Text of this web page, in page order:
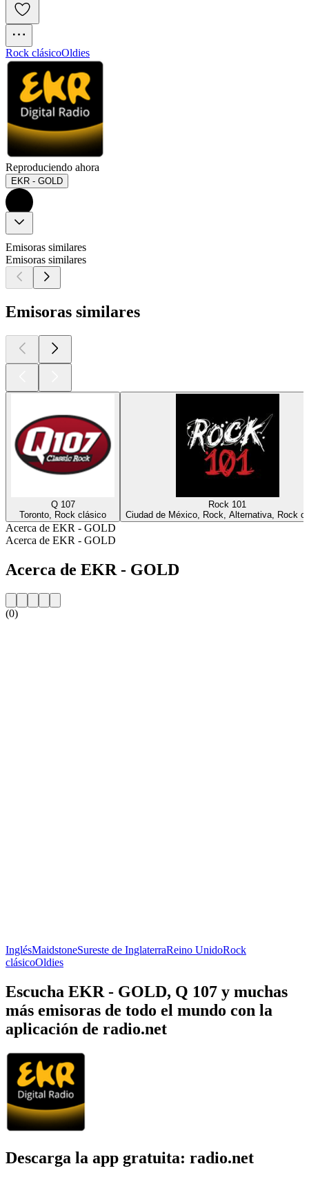
Rock clásicoOldies
Reproduciendo ahora
EKR - GOLD
Emisoras similares
Emisoras similares
Emisoras similares
Q 107
Toronto, Rock clásico
Rock 101
Ciudad de México, Rock, Alternativa, Rock
Acerca de EKR - GOLD
Acerca de EKR - GOLD
Acerca de EKR - GOLD
(0)
InglésMaidstoneSureste de InglaterraReino UnidoRock
clásicoOldies
Escucha EKR - GOLD, Q 107 y muchas
más emisoras de todo el mundo con la
aplicación de radio.net
Descarga la app gratuita: radio.net